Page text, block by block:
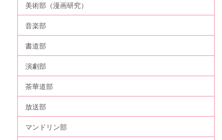
美術部（漫画研究）
音楽部
書道部
演劇部
茶華道部
放送部
マンドリン部